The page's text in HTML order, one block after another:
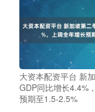
大资本配资平台 新
GDP同比增长4.4%
预期至1.5-2.5%